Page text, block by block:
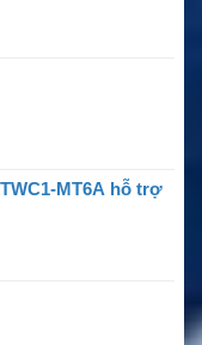
MT6A hỗ trợ